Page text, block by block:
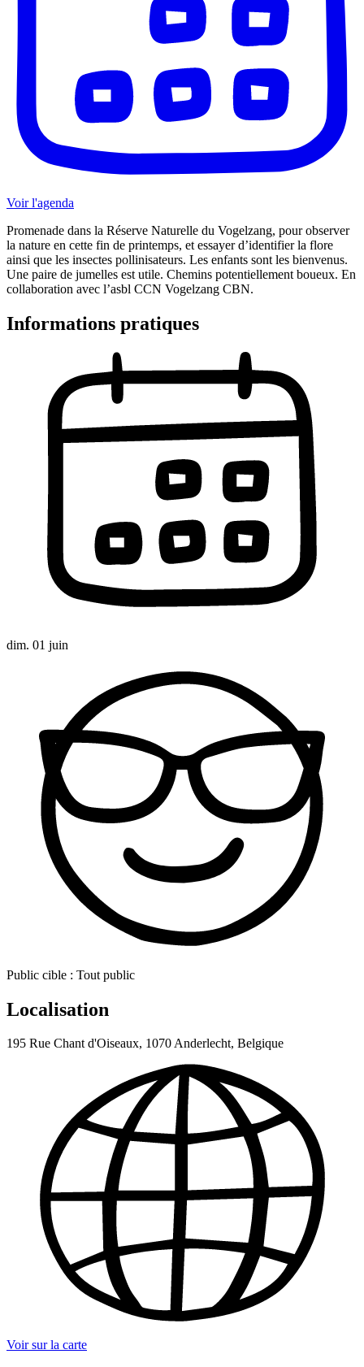
Voir l'agenda
Promenade dans la Réserve Naturelle du Vogelzang, pour observer
la nature en cette fin de printemps, et essayer d’identifier la flore
ainsi que les insectes pollinisateurs. Les enfants sont les bienvenus.
Une paire de jumelles est utile. Chemins potentiellement boueux. En
collaboration avec l’asbl CCN Vogelzang CBN.
Informations pratiques
dim. 01 juin
Public cible : Tout public
Localisation
195 Rue Chant d'Oiseaux, 1070 Anderlecht, Belgique
Voir sur la carte